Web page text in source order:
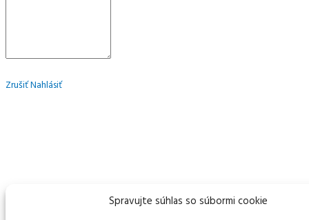
Spravujte súhlas so súbormi cookie
ZrušiťNahlásiť